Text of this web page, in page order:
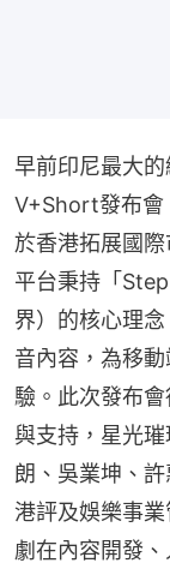
早前印尼最大
V+Short發布會
於香港拓展國
平台秉持「
界）的核心理
音內容，為移
驗。此次發布
與支持，星光
朗、吳業坤、
港評及娛樂事
劇在內容開發